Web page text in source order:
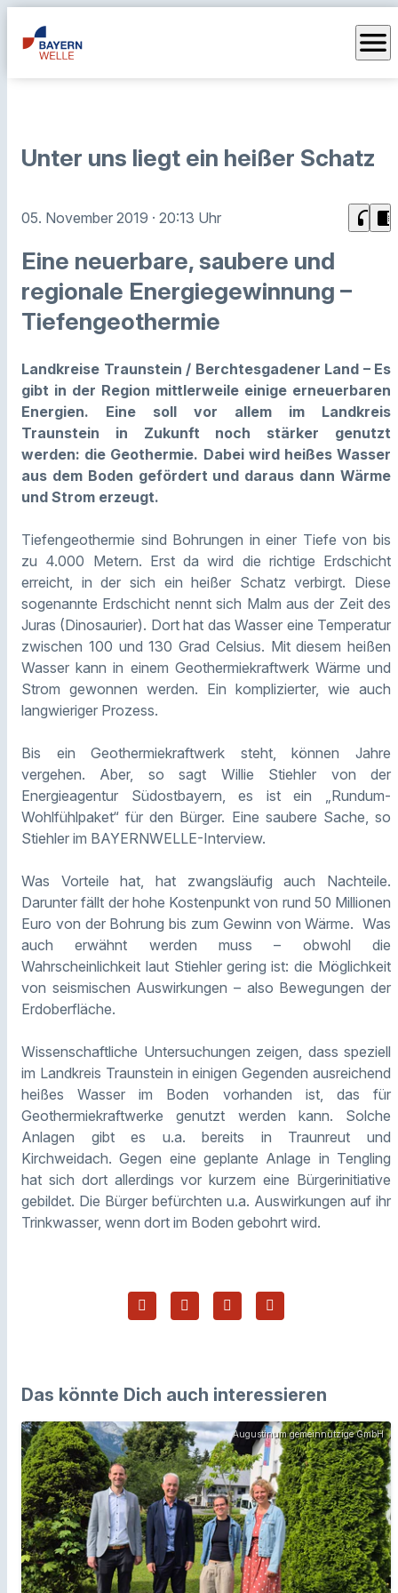
menu
Unter uns liegt ein heißer Schatz
05. November 2019 · 20:13 Uhr headphones chrome_reader_mode
Eine neuerbare, saubere und
regionale Energiegewinnung –
Tiefengeothermie
Landkreise Traunstein / Berchtesgadener Land – Es
gibt in der Region mittlerweile einige erneuerbaren
Energien. Eine soll vor allem im Landkreis
Traunstein in Zukunft noch stärker genutzt
werden: die Geothermie. Dabei wird heißes Wasser
aus dem Boden gefördert und daraus dann Wärme
und Strom erzeugt.
Tiefengeothermie sind Bohrungen in einer Tiefe von bis
zu 4.000 Metern. Erst da wird die richtige Erdschicht
erreicht, in der sich ein heißer Schatz verbirgt. Diese
sogenannte Erdschicht nennt sich Malm aus der Zeit des
Juras (Dinosaurier). Dort hat das Wasser eine Temperatur
zwischen 100 und 130 Grad Celsius. Mit diesem heißen
Wasser kann in einem Geothermiekraftwerk Wärme und
Strom gewonnen werden. Ein komplizierter, wie auch
langwieriger Prozess.
Bis ein Geothermiekraftwerk steht, können Jahre
vergehen. Aber, so sagt Willie Stiehler von der
Energieagentur Südostbayern, es ist ein „Rundum-
Wohlfühlpaket“ für den Bürger. Eine saubere Sache, so
Stiehler im BAYERNWELLE-Interview.
Was Vorteile hat, hat zwangsläufig auch Nachteile.
Darunter fällt der hohe Kostenpunkt von rund 50 Millionen
Euro von der Bohrung bis zum Gewinn von Wärme. Was
auch erwähnt werden muss – obwohl die
Wahrscheinlichkeit laut Stiehler gering ist: die Möglichkeit
von seismischen Auswirkungen – also Bewegungen der
Erdoberfläche.
Wissenschaftliche Untersuchungen zeigen, dass speziell
im Landkreis Traunstein in einigen Gegenden ausreichend
heißes Wasser im Boden vorhanden ist, das für
Geothermiekraftwerke genutzt werden kann. Solche
Anlagen gibt es u.a. bereits in Traunreut und
Kirchweidach. Gegen eine geplante Anlage in Tengling
hat sich dort allerdings vor kurzem eine Bürgerinitiative
gebildet. Die Bürger befürchten u.a. Auswirkungen auf ihr
Trinkwasser, wenn dort im Boden gebohrt wird.
Das könnte Dich auch interessieren
Augustinum gemeinnützige GmbH